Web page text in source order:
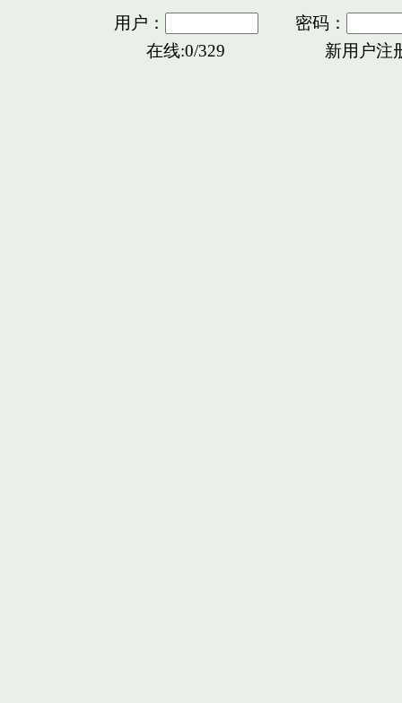
用户：
密码：
在线:0/329
新用户注